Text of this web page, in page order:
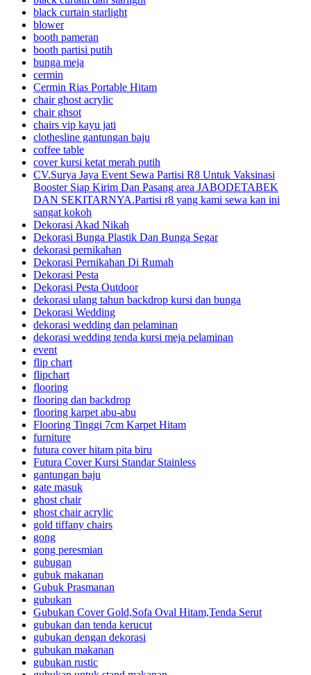
black curtain starlight
blower
booth pameran
booth partisi putih
bunga meja
cermin
Cermin Rias Portable Hitam
chair ghost acrylic
chair ghsot
chairs vip kayu jati
clothesline gantungan baju
coffee table
cover kursi ketat merah putih
CV.Surya Jaya Event Sewa Partisi R8 Untuk Vaksinasi
Booster Siap Kirim Dan Pasang area JABODETABEK
DAN SEKITARNYA.Partisi r8 yang kami sewa kan ini
sangat kokoh
Dekorasi Akad Nikah
Dekorasi Bunga Plastik Dan Bunga Segar
dekorasi pernikahan
Dekorasi Pernikahan Di Rumah
Dekorasi Pesta
Dekorasi Pesta Outdoor
dekorasi ulang tahun backdrop kursi dan bunga
Dekorasi Wedding
dekorasi wedding dan pelaminan
dekorasi wedding tenda kursi meja pelaminan
event
flip chart
flipchart
flooring
flooring dan backdrop
flooring karpet abu-abu
Flooring Tinggi 7cm Karpet Hitam
furniture
futura cover hitam pita biru
Futura Cover Kursi Standar Stainless
gantungan baju
gate masuk
ghost chair
ghost chair acrylic
gold tiffany chairs
gong
gong peresmian
gubugan
gubuk makanan
Gubuk Prasmanan
gubukan
Gubukan Cover Gold,Sofa Oval Hitam,Tenda Serut
gubukan dan tenda kerucut
gubukan dengan dekorasi
gubukan makanan
gubukan rustic